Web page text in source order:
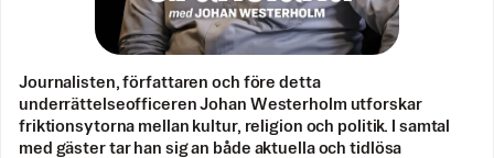
Journalisten, författaren och före detta
underrättelseofficeren Johan Westerholm utforskar
friktionsytorna mellan kultur, religion och politik. I samtal
med gäster tar han sig an både aktuella och tidlösa